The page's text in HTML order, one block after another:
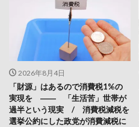
2026年8月4日
「財源」はあるので消費税1%の
実現を ―― 「生活苦」世帯が
過半という現実 / 消費税減税を
選挙公約にした政党が消費減税に